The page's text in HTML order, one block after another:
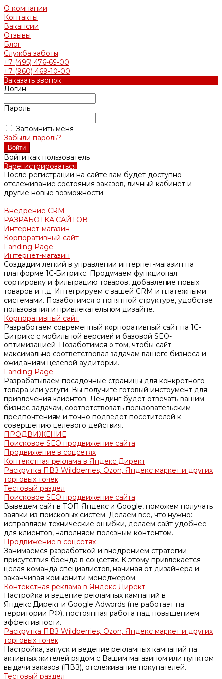
О компании
Контакты
Вакансии
Отзывы
Блог
Служба заботы
+7 (495) 476-69-00
+7 (960) 469-10-00
Заказать звонок
Логин
Пароль
Запомнить меня
Забыли пароль?
Войти как пользователь
Зарегистрироваться
После регистрации на сайте вам будет доступно
отслеживание состояния заказов, личный кабинет и
другие новые возможности
Внедрение CRM
РАЗРАБОТКА САЙТОВ
Интернет-магазин
Корпоративный сайт
Landing Page
Интернет-магазин
Создадим легкий в управлении интернет-магазин на
платформе 1С-Битрикс. Продумаем функционал:
сортировку и фильтрацию товаров, добавление новых
товаров и т.д. Интегрируем с вашей CRM и платежными
системами. Позаботимся о понятной структуре, удобстве
пользования и привлекательном дизайне.
Корпоративный сайт
Разработаем современный корпоративный сайт на 1С-
Битрикс с мобильной версией и базовой SEO-
оптимизацией. Позаботимся о том, чтобы сайт
максимально соответствовал задачам вашего бизнеса и
ожиданиям целевой аудитории.
Landing Page
Разрабатываем посадочные страницы для конкретного
товара или услуги. Вы получите готовый инструмент для
привлечения клиентов. Лендинг будет отвечать вашим
бизнес-задачам, соответствовать пользовательским
предпочтениям и точно подведет посетителей к
совершению целевого действия.
ПРОДВИЖЕНИЕ
Поисковое SEO продвижение сайта
Продвижение в соцсетях
Контекстная реклама в Яндекс Директ
Раскрутка ПВЗ Wildberries, Ozon, Яндекс маркет и других
торговых точек
Тестовый раздел
Поисковое SEO продвижение сайта
Выведем сайт в ТОП Яндекс и Google, поможем получать
заявки из поисковых систем. Делаем все, что нужно:
исправляем технические ошибки, делаем сайт удобнее
для клиентов, наполняем полезным контентом.
Продвижение в соцсетях
Занимаемся разработкой и внедрением стратегии
присутствия бренда в соцсетях. К этому привлекается
целая команда специалистов, начиная от дизайнера и
заканчивая комьюнити-менеджером.
Контекстная реклама в Яндекс Директ
Настройка и ведение рекламных кампаний в
Яндекс.Директ и Google Adwords (не работает на
территории РФ), постоянная работа над повышением
эффективности.
Раскрутка ПВЗ Wildberries, Ozon, Яндекс маркет и других
торговых точек
Настройка, запуск и ведение рекламных кампаний на
активных жителей рядом с Вашим магазином или пунктом
выдачи заказов (ПВЗ), отслеживание покупателей.
Тестовый раздел